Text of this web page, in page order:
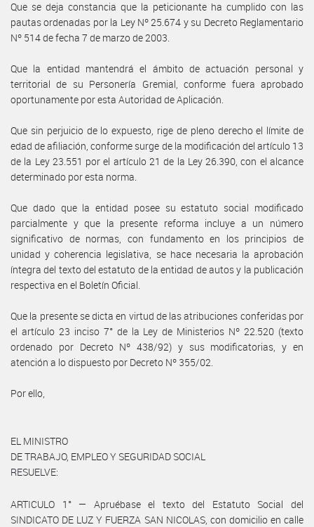
Que se deja constancia que la peticionante ha cumplido con las
pautas ordenadas por la Ley Nº 25.674 y su Decreto Reglamentario
Nº 514 de fecha 7 de marzo de 2003.
Que la entidad mantendrá el ámbito de actuación personal y
territorial de su Personería Gremial, conforme fuera aprobado
oportunamente por esta Autoridad de Aplicación.
Que sin perjuicio de lo expuesto, rige de pleno derecho el límite de
edad de afiliación, conforme surge de la modificación del artículo 13
de la Ley 23.551 por el artículo 21 de la Ley 26.390, con el alcance
determinado por esta norma.
Que dado que la entidad posee su estatuto social modificado
parcialmente y que la presente reforma incluye a un número
significativo de normas, con fundamento en los principios de
unidad y coherencia legislativa, se hace necesaria la aprobación
íntegra del texto del estatuto de la entidad de autos y la publicación
respectiva en el Boletín Oficial.
Que la presente se dicta en virtud de las atribuciones conferidas por
el artículo 23 inciso 7° de la Ley de Ministerios Nº 22.520 (texto
ordenado por Decreto Nº 438/92) y sus modificatorias, y en
atención a lo dispuesto por Decreto Nº 355/02.
Por ello,
EL MINISTRO
DE TRABAJO, EMPLEO Y SEGURIDAD SOCIAL
RESUELVE:
ARTICULO 1° — Apruébase el texto del Estatuto Social del
SINDICATO DE LUZ Y FUERZA SAN NICOLAS, con domicilio en calle